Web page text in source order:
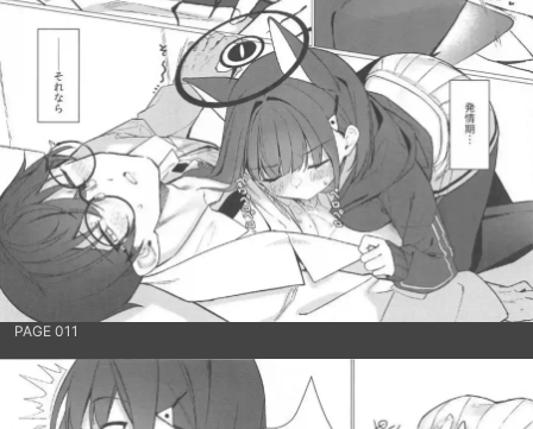
PAGE 011